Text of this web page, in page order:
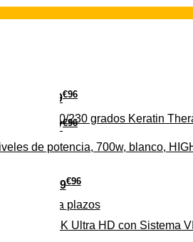
37€96
de potencia, 700w, blanco,
29€96
160/230 grados Keratin
279€96
Pago a plazos
EL 4K Ultra HD con Sistema